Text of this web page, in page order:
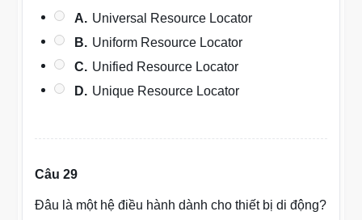
A. Universal Resource Locator
B. Uniform Resource Locator
C. Unified Resource Locator
D. Unique Resource Locator
Câu 29
Đâu là một hệ điều hành dành cho thiết bị di động?